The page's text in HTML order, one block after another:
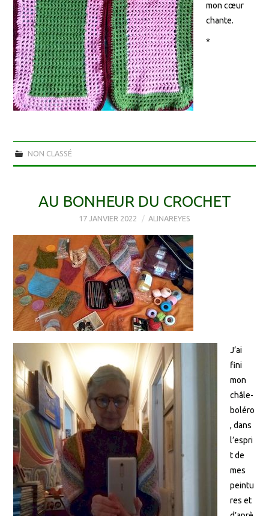
mon cœur
chante.
*
NON CLASSÉ
AU BONHEUR DU CROCHET
17 JANVIER 2022 ALINAREYES
J’ai
fini
mon
châle-
boléro
, dans
l’espri
t de
mes
peintu
res et